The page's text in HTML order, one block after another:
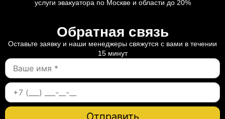
услуги эвакуатора по Москве и области до 20%
Обратная связь
Оставьте заявку и наши менеджеры свяжутся с вами в течении
15 минут